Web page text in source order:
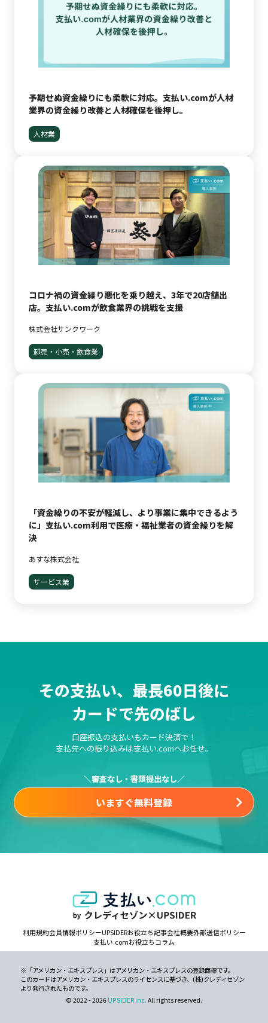
予期せぬ資金繰りにも柔軟に対応。支払い.comが人材
業界の資金繰り改善と人材確保を後押し。
人材業
コロナ禍の資金繰り悪化を乗り越え、3年で20店舗出
店。支払い.comが飲食業界の挑戦を支援
株式会社サンクワーク
卸売・小売・飲食業
「資金繰りの不安が軽減し、より事業に集中できるよう
に」支払い.com利用で医療・福祉業者の資金繰りを解
決
あすな株式会社
サービス業
その支払い、最長60日後に
カードで先のばし
口座振込の支払いもカード決済で！
支払先への振り込みは支払い.comへお任せ。
＼審査なし・書類提出なし／
いますぐ無料登録
利用規約会員情報ポリシーUPSIDERお役立ち記事会社概要外部送信ポリシー
支払い.comお役立ちコラム
※「アメリカン・エキスプレス」はアメリカン・エキスプレスの登録商標です。
このカードはアメリカン・エキスプレスのライセンスに基づき、(株)クレディセゾン
より発行されたものです。
© 2022 - 2026 UPSIDER Inc. All rights reserved.